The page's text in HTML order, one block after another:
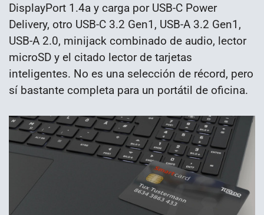
DisplayPort 1.4a y carga por USB-C Power
Delivery, otro USB-C 3.2 Gen1, USB-A 3.2 Gen1,
USB-A 2.0, minijack combinado de audio, lector
microSD y el citado lector de tarjetas
inteligentes. No es una selección de récord, pero
sí bastante completa para un portátil de oficina.